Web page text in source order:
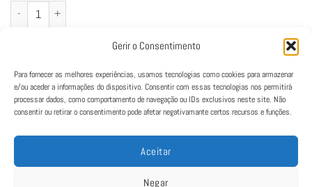
Gerir o Consentimento
Para fornecer as melhores experiências, usamos tecnologias como cookies para armazenar
e/ou aceder a informações do dispositivo. Consentir com essas tecnologias nos permitirá
processar dados, como comportamento de navegação ou IDs exclusivos neste site. Não
consentir ou retirar o consentimento pode afetar negativamante certos recursos e funções.
Aceitar
Negar
Quantidade de A16- Califórnia c/ Ovas
Adicionar